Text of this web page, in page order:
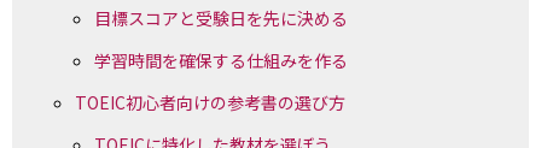
目標スコアと受験日を先に決める
学習時間を確保する仕組みを作る
TOEIC初心者向けの参考書の選び方